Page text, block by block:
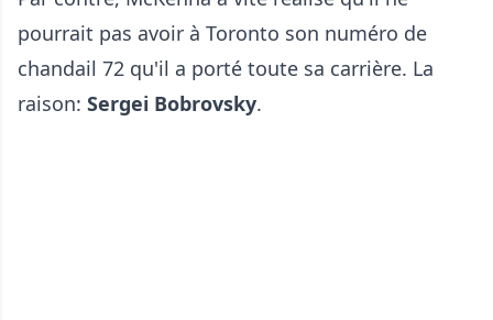
pourrait pas avoir à Toronto son numéro de
chandail 72 qu'il a porté toute sa carrière. La
raison: Sergei Bobrovsky.